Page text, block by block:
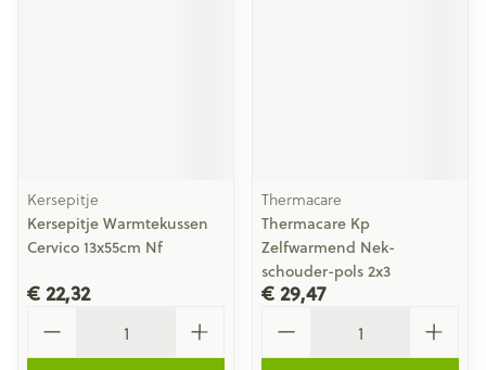
Kersepitje
Kersepitje Warmtekussen
Cervico 13x55cm Nf
€ 22,32
Thermacare
Thermacare Kp
Zelfwarmend Nek-
schouder-pols 2x3
€ 29,47